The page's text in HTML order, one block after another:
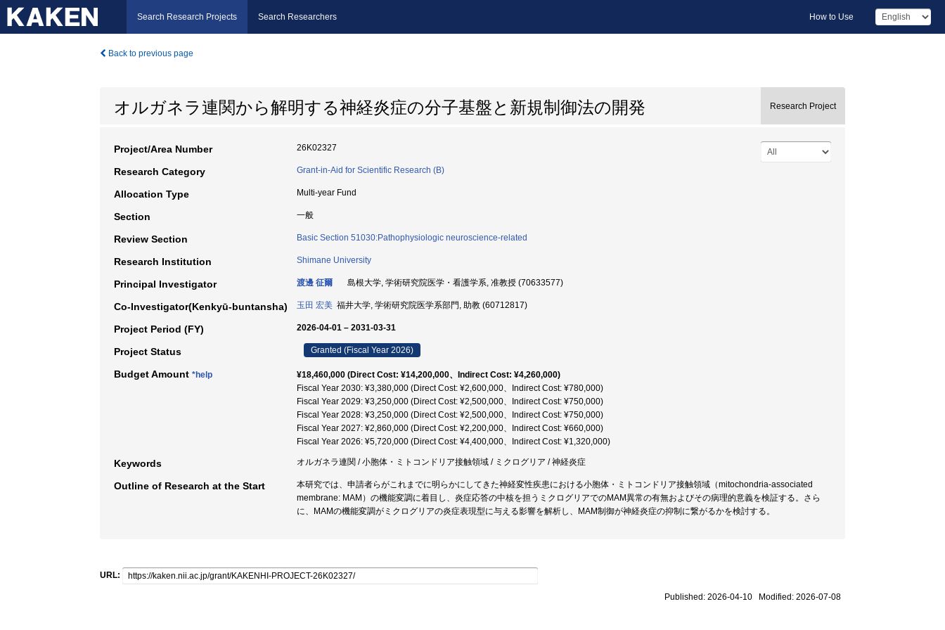
Search Research Projects Search Researchers How to Use
Back to previous page
オルガネラ連関から解明する神経炎症の分子基盤と新規制御法の開発 Research Project
Project/Area Number 26K02327
Research Category Grant-in-Aid for Scientific Research (B)
Allocation Type Multi-year Fund
Section 一般
Review Section Basic Section 51030:Pathophysiologic neuroscience-related
Research Institution Shimane University
Principal Investigator 渡邊 征爾 島根大学, 学術研究院医学・看護学系, 准教授 (70633577)
Co-Investigator(Kenkyū-buntansha) 玉田 宏美 福井大学, 学術研究院医学系部門, 助教 (60712817)
Project Period (FY) 2026-04-01 – 2031-03-31
Project Status Granted (Fiscal Year 2026)
Budget Amount *help
¥18,460,000 (Direct Cost: ¥14,200,000、Indirect Cost: ¥4,260,000)
Fiscal Year 2030: ¥3,380,000 (Direct Cost: ¥2,600,000、Indirect Cost: ¥780,000)
Fiscal Year 2029: ¥3,250,000 (Direct Cost: ¥2,500,000、Indirect Cost: ¥750,000)
Fiscal Year 2028: ¥3,250,000 (Direct Cost: ¥2,500,000、Indirect Cost: ¥750,000)
Fiscal Year 2027: ¥2,860,000 (Direct Cost: ¥2,200,000、Indirect Cost: ¥660,000)
Fiscal Year 2026: ¥5,720,000 (Direct Cost: ¥4,400,000、Indirect Cost: ¥1,320,000)
Keywords オルガネラ連関 / 小胞体・ミトコンドリア接触領域 / ミクログリア / 神経炎症
Outline of Research at the Start
本研究では、申請者らがこれまでに明らかにしてきた神経変性疾患における小胞体・ミトコンドリア接触領域（mitochondria-associated
membrane: MAM）の機能変調に着目し、炎症応答の中核を担うミクログリアでのMAM異常の有無およびその病理的意義を検証する。さら
に、MAMの機能変調がミクログリアの炎症表現型に与える影響を解析し、MAM制御が神経炎症の抑制に繋がるかを検討する。
URL:
Published: 2026-04-10 Modified: 2026-07-08